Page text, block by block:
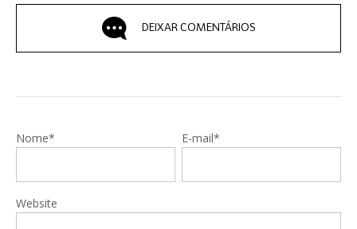
DEIXAR COMENTÁRIOS
Nome* E-mail*
Website